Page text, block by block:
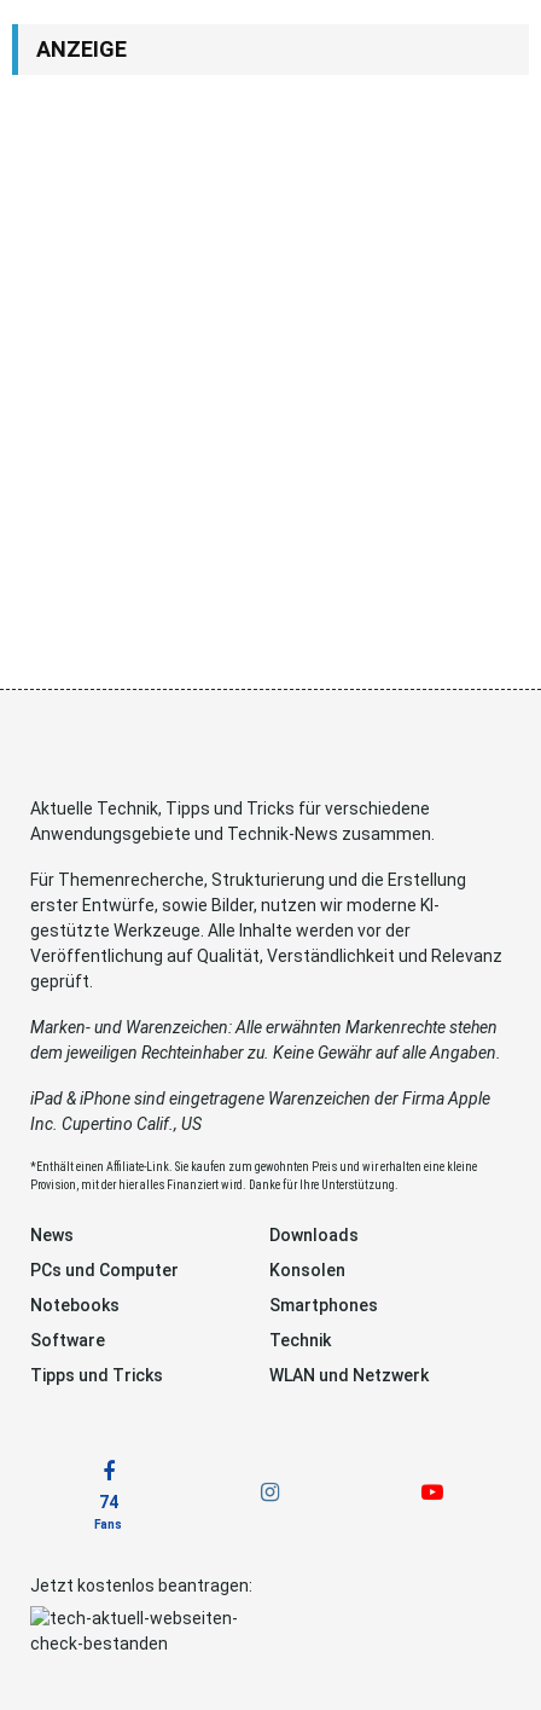
ANZEIGE
Aktuelle Technik, Tipps und Tricks für verschiedene
Anwendungsgebiete und Technik-News zusammen.
Für Themenrecherche, Strukturierung und die Erstellung
erster Entwürfe, sowie Bilder, nutzen wir moderne KI-
gestützte Werkzeuge. Alle Inhalte werden vor der
Veröffentlichung auf Qualität, Verständlichkeit und Relevanz
geprüft.
Marken- und Warenzeichen: Alle erwähnten Markenrechte stehen
dem jeweiligen Rechteinhaber zu. Keine Gewähr auf alle Angaben.
iPad & iPhone sind eingetragene Warenzeichen der Firma Apple
Inc. Cupertino Calif., US
*Enthält einen Affiliate-Link. Sie kaufen zum gewohnten Preis und wir erhalten eine kleine
Provision, mit der hier alles Finanziert wird. Danke für Ihre Unterstützung.
News
Downloads
PCs und Computer
Konsolen
Notebooks
Smartphones
Software
Technik
Tipps und Tricks
WLAN und Netzwerk
74
Fans
Jetzt kostenlos beantragen: